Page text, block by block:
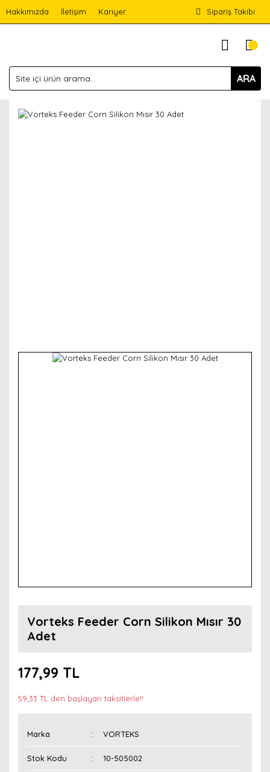
Hakkımızda İletişim Kariyer Sipariş Takibi
ARA
Vorteks Feeder Corn Silikon Mısır 30
Adet
177,99 TL
59,33 TL den başlayan taksitlerle!!
Marka VORTEKS
Stok Kodu 10-505002